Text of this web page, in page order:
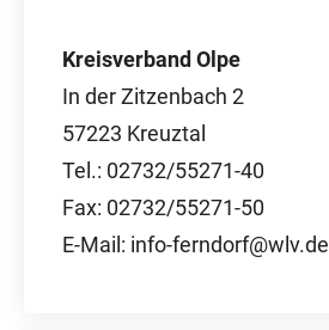
Kreisverband Olpe
In der Zitzenbach 2
57223 Kreuztal
Tel.: 02732/55271-40
Fax: 02732/55271-50
E-Mail: info-ferndorf@wlv.de